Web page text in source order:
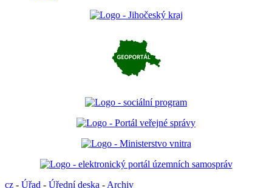
cz - Úřad - Úřední deska - Archiv